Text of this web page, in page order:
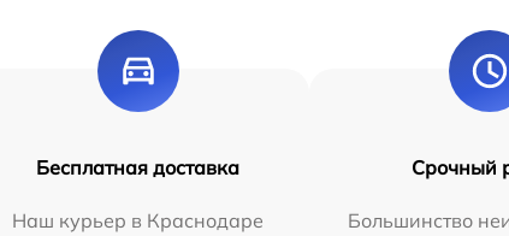
Бесплатная доставка
Наш курьер в Краснодаре
Срочный
Большинство